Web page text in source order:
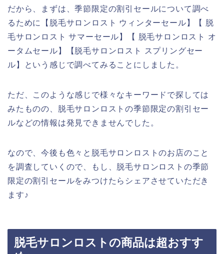
だから、まずは、季節限定の割引セールについて調べ
るために【脱毛サロンロスト ウィンターセール】【 脱
毛サロンロスト サマーセール】【 脱毛サロンロスト オ
ータムセール】【脱毛サロンロスト スプリングセー
ル】という感じで調べてみることにしました。
ただ、このような感じで様々なキーワードで探しては
みたものの、脱毛サロンロストの季節限定の割引セー
ルなどの情報は発見できませんでした。
なので、今後も色々と脱毛サロンロストのお店のこと
を調査していくので、もし、脱毛サロンロストの季節
限定の割引セールをみつけたらシェアさせていただき
ます♪
脱毛サロンロストの商品は超おすす